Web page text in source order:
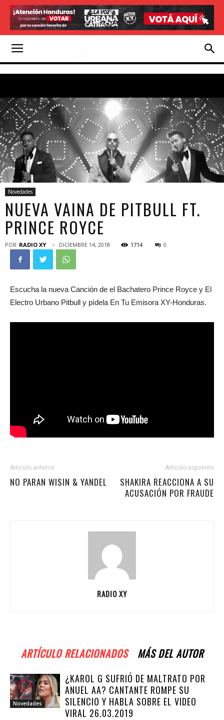
Novedades
NUEVA VAINA DE PITBULL FT.
PRINCE ROYCE
POR RADIO XY DICIEMBRE 14, 2018 1714 0
Escucha la nueva Canción de el Bachatero Prince Royce y El
Electro Urbano Pitbull y pídela En Tu Emisora XY-Honduras.
Artículo anterior
NO PARAN WISIN & YANDEL
Artículo siguiente
SHAKIRA REACCIONA A SU
ACUSACIÓN POR FRAUDE
RADIO XY
ARTÍCULO RELACIONADOS MÁS DEL AUTOR
Novedades
¿KAROL G SUFRIÓ DE MALTRATO POR
ANUEL AA? CANTANTE ROMPE SU
SILENCIO Y HABLA SOBRE EL VIDEO
VIRAL 26.03.2019